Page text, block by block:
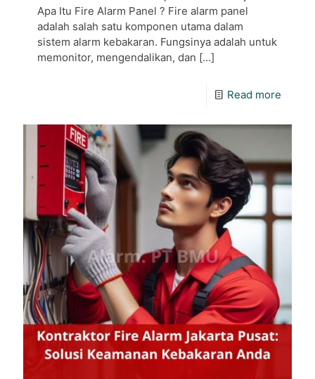
Apa Itu Fire Alarm Panel ? Fire alarm panel
adalah salah satu komponen utama dalam
sistem alarm kebakaran. Fungsinya adalah untuk
memonitor, mengendalikan, dan […]
Read more